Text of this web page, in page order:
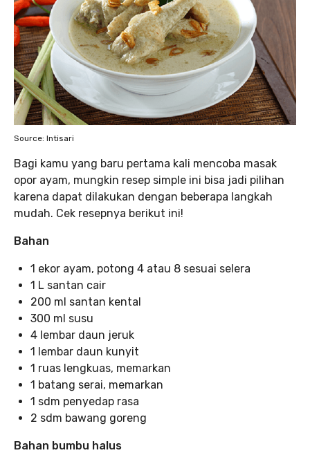
Source: Intisari
Bagi kamu yang baru pertama kali mencoba masak
opor ayam, mungkin resep simple ini bisa jadi pilihan
karena dapat dilakukan dengan beberapa langkah
mudah. Cek resepnya berikut ini!
Bahan
1 ekor ayam, potong 4 atau 8 sesuai selera
1 L santan cair
200 ml santan kental
300 ml susu
4 lembar daun jeruk
1 lembar daun kunyit
1 ruas lengkuas, memarkan
1 batang serai, memarkan
1 sdm penyedap rasa
2 sdm bawang goreng
Bahan bumbu halus